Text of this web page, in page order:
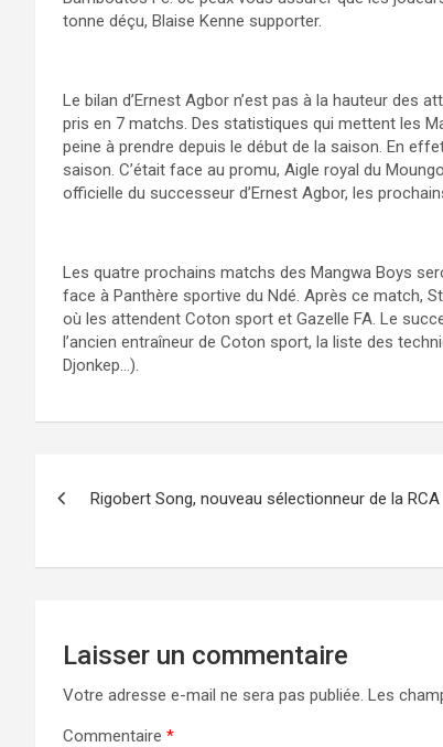
tonne déçu, Blaise Kenne supporter.
Le bilan d’Ernest Agbor n’est pas à la hauteur des
pris en 7 matchs. Des statistiques qui mettent les
peine à prendre depuis le début de la saison. En
saison. C’était face au promu, Aigle royal du
officielle du successeur d’Ernest Agbor, les
Les quatre prochains matchs des Mangwa Boys
face à Panthère sportive du Ndé. Après ce match,
où les attendent Coton sport et Gazelle FA. Le
l’ancien entraîneur de Coton sport, la liste des
Djonkep…).
l’article
Rigobert Song, nouveau sélectionneur de la RCA
Laisser un commentaire
Votre adresse e-mail ne sera pas publiée. Les
Commentaire *